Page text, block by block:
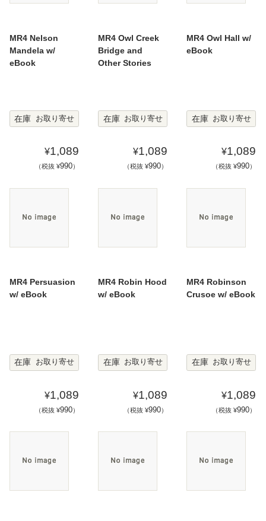
MR4 Nelson
Mandela w/
eBook
在庫 お取り寄せ
¥1,089
（税抜 ¥990）
MR4 Owl Creek
Bridge and
Other Stories
在庫 お取り寄せ
¥1,089
（税抜 ¥990）
MR4 Owl Hall w/
eBook
在庫 お取り寄せ
¥1,089
（税抜 ¥990）
MR4 Persuasion
w/ eBook
在庫 お取り寄せ
¥1,089
（税抜 ¥990）
MR4 Robin Hood
w/ eBook
在庫 お取り寄せ
¥1,089
（税抜 ¥990）
MR4 Robinson
Crusoe w/ eBook
在庫 お取り寄せ
¥1,089
（税抜 ¥990）